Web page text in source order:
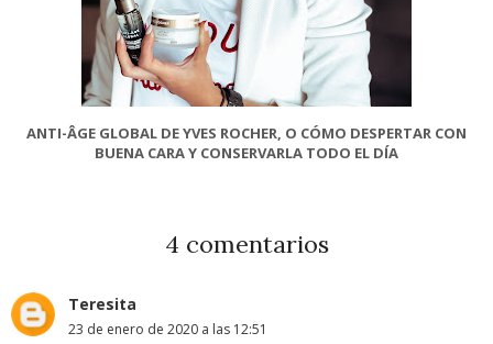
ANTI-ÂGE GLOBAL DE YVES ROCHER, O CÓMO DESPERTAR CON
BUENA CARA Y CONSERVARLA TODO EL DÍA
4 comentarios
Teresita
23 de enero de 2020 a las 12:51